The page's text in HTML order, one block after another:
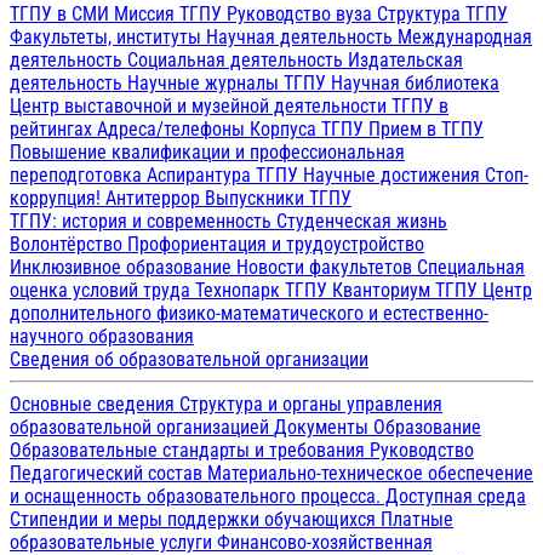
ТГПУ в СМИ Миссия ТГПУ Руководство вуза Структура ТГПУ
Факультеты, институты Научная деятельность Международная
деятельность Социальная деятельность Издательская
деятельность Научные журналы ТГПУ Научная библиотека
Центр выставочной и музейной деятельности ТГПУ в
рейтингах Адреса/телефоны Корпуса ТГПУ Прием в ТГПУ
Повышение квалификации и профессиональная
переподготовка Аспирантура ТГПУ Научные достижения Стоп-
коррупция! Антитеррор Выпускники ТГПУ
ТГПУ: история и современность Студенческая жизнь
Волонтёрство Профориентация и трудоустройство
Инклюзивное образование Новости факультетов Специальная
оценка условий труда Технопарк ТГПУ Кванториум ТГПУ Центр
дополнительного физико-математического и естественно-
научного образования
Сведения об образовательной организации
Основные сведения Структура и органы управления
образовательной организацией Документы Образование
Образовательные стандарты и требования Руководство
Педагогический состав Материально-техническое обеспечение
и оснащенность образовательного процесса. Доступная среда
Стипендии и меры поддержки обучающихся Платные
образовательные услуги Финансово-хозяйственная